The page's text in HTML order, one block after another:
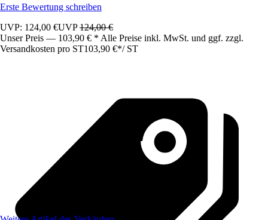
Erste Bewertung schreiben
UVP: 124,00 €UVP124,00 €
Unser Preis — 103,90 € * Alle Preise inkl. MwSt. und ggf. zzgl.
Versandkosten pro ST103,90 €*/ ST